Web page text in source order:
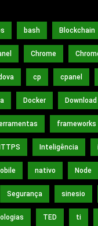
bash Blockchain
Chrome
cp cpanel
Docker Download
frameworks
Inteligência
nativo Node
Segurança sinesio
TED ti